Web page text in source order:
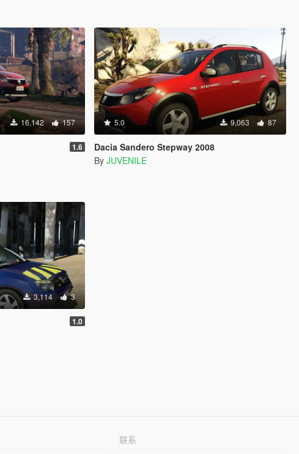
16,142 157
1.6
5.0 9,063 87
Dacia Sandero Stepway 2008
By JUVENILE
3,114 3
1.0
联系